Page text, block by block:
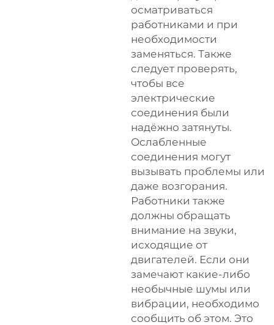
осматриваться
работниками и при
необходимости
заменяться. Также
следует проверять,
чтобы все
электрические
соединения были
надёжно затянуты.
Ослабленные
соединения могут
вызывать проблемы или
даже возгорания.
Работники также
должны обращать
внимание на звуки,
исходящие от
двигателей. Если они
замечают какие-либо
необычные шумы или
вибрации, необходимо
сообщить об этом. Это